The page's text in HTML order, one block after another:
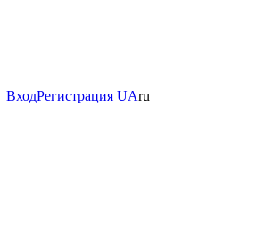
ВходРегистрация UAru